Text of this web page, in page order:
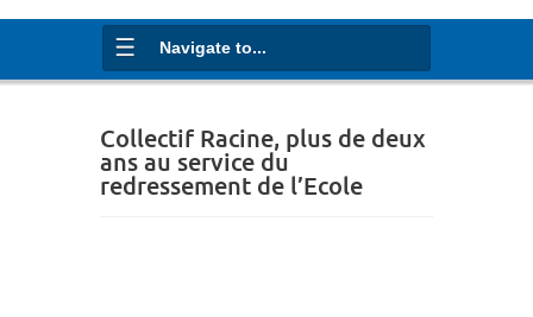
Navigate to...
Collectif Racine, plus de deux
ans au service du
redressement de l’Ecole